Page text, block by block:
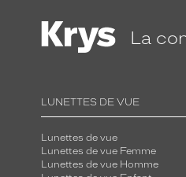
La
LUNETTES DE VUE
Lunettes de vue
Lunettes de vue Femme
Lunettes de vue Homme